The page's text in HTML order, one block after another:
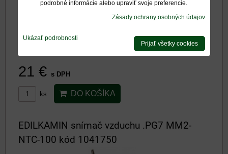
Originálny snímač spalín od výrobcu Edilkamin.
21 € s DPH
ks DO KOŠÍKA
EDILKAMIN snímač vzduchu .PG7 MM2-
NTC-100 kód 1041750
podrobné informácie alebo upraviť svoje preferencie.
Zásady ochrany osobných údajov
Ukázať podrobnosti
Prijať všetky cookies